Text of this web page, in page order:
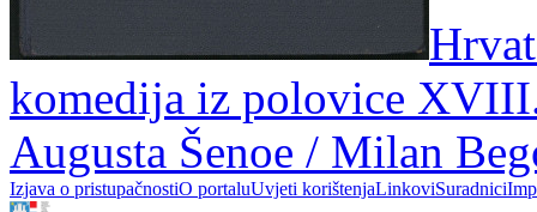
komedija iz polovice
Augusta Šenoe / Milan
Izjava o pristupačnostiO portaluUvjeti korištenjaLinkoviSuradnici